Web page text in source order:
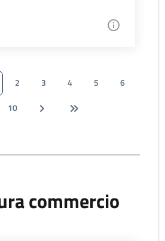
2 3 4 5
6
10
commercio